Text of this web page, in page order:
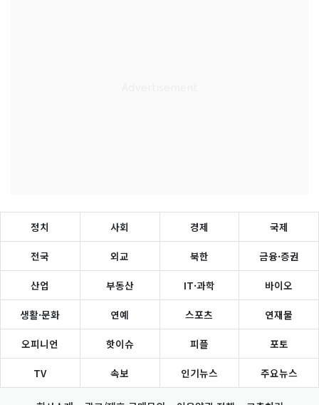
정치 사회 경제 국제
전국 외교 북한 금융·증권
산업 부동산 IT·과학 바이오
생활·문화 연예 스포츠 연재물
오피니언 핫이슈 피플 포토
TV 속보 인기뉴스 주요뉴스